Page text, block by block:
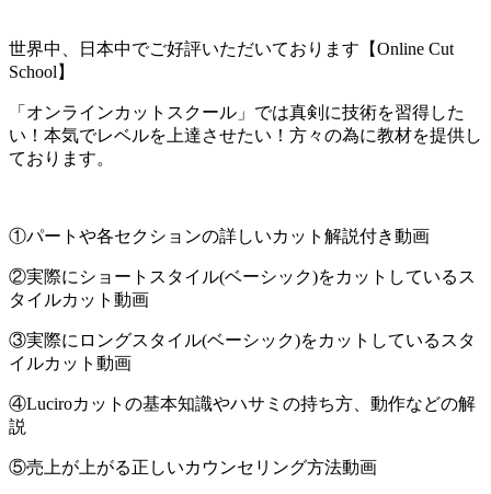
世界中、日本中でご好評いただいております【Online Cut
School】
「オンラインカットスクール」では真剣に技術を習得した
い！本気でレベルを上達させたい！方々の為に教材を提供し
ております。
①パートや各セクションの詳しいカット解説付き動画
②実際にショートスタイル(ベーシック)をカットしているス
タイルカット動画
③実際にロングスタイル(ベーシック)をカットしているスタ
イルカット動画
④Luciroカットの基本知識やハサミの持ち方、動作などの解
説
⑤売上が上がる正しいカウンセリング方法動画